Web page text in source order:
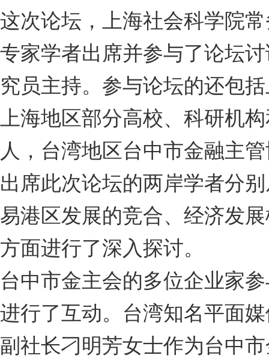
这次论坛，上海社会科学院
专家学者出席并参与了论坛
究员主持。参与论坛的还包
上海地区部分高校、科研机
人，台湾地区台中市金融主
出席此次论坛的两岸学者分
易港区发展的竞合、经济发
方面进行了深入探讨。
台中市金主会的多位企业家
进行了互动。台湾知名平面
副社长刁明芳女士作为台中